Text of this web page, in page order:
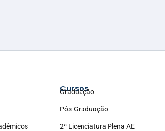
Cursos
Graduação
Pós-Graduação
2ª Licenciatura Plena AE